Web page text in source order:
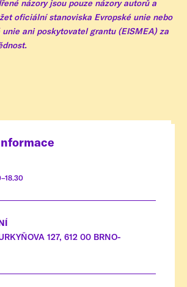
názory jsou pouze názory autorů a
oficiální stanoviska Evropské unie nebo
unie ani poskytovatel grantu (EISMEA) za
127, 612 00 BRNO-